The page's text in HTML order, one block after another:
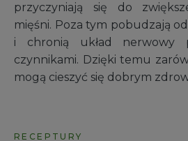
przyczyniają się do
mięśni. Poza tym pobudzają
i chronią układ nerwowy
czynnikami. Dzięki temu
mogą cieszyć się dobrym
RECEPTURY